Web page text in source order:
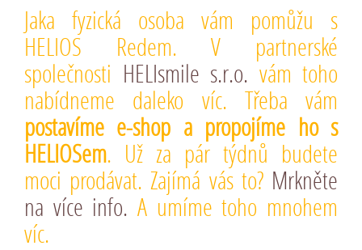
Jaka fyzická osoba vám pomůžu s
HELIOS Redem. V partnerské
společnosti HELIsmile s.r.o. vám toho
nabídneme daleko víc. Třeba vám
postavíme e-shop a propojíme ho s
HELIOSem. Už za pár týdnů budete
moci prodávat. Zajímá vás to? Mrkněte
na více info. A umíme toho mnohem
víc.